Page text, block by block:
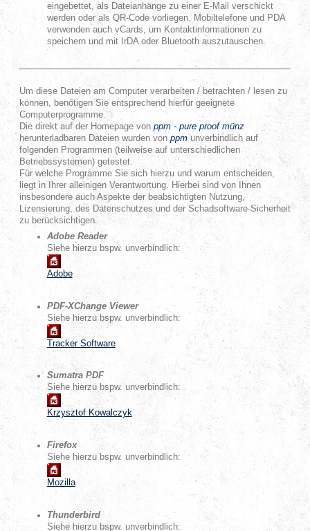
eingebettet, als Dateianhänge zu einer E-Mail verschickt
werden oder als QR-Code vorliegen. Mobiltelefone und PDA
verwenden auch vCards, um Kontaktinformationen zu
speichern und mit IrDA oder Bluetooth auszutauschen.
Um diese Dateien am Computer verarbeiten / betrachten / lesen zu
können, benötigen Sie entsprechend hierfür geeignete
Computerprogramme.
Die direkt auf der Homepage von ppm - pure proof münz
herunterladbaren Dateien wurden von ppmunverbindlich auf
folgenden Programmen (teilweise auf unterschiedlichen
Betriebssystemen) getestet.
Für welche Programme Sie sich hierzu und warum entscheiden,
liegt in Ihrer alleinigen Verantwortung. Hierbei sind von Ihnen
insbesondere auch Aspekte der beabsichtigten Nutzung,
Lizensierung, des Datenschutzes und der Schadsoftware-Sicherheit
zu berücksichtigen.
Adobe Reader
Siehe hierzu bspw. unverbindlich:
Adobe
PDF-XChange Viewer
Siehe hierzu bspw. unverbindlich:
Tracker Software
Sumatra PDF
Siehe hierzu bspw. unverbindlich:
Krzysztof Kowalczyk
Firefox
Siehe hierzu bspw. unverbindlich:
Mozilla
Thunderbird
Siehe hierzu bspw. unverbindlich: